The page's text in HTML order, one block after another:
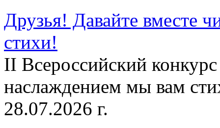
Друзья! Давайте вместе
стихи!
II Всероссийский
наслаждением мы вам
28.07.2026 г.